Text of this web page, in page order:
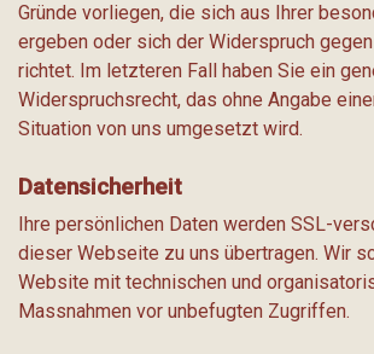
Gründe vorliegen, die sich aus Ihrer
ergeben oder sich der Widerspruch
richtet. Im letzteren Fall haben Sie ein
Widerspruchsrecht, das ohne Angabe
Situation von uns umgesetzt wird.
Datensicherheit
Ihre persönlichen Daten werden SSL-
dieser Webseite zu uns übertragen. Wir
Website mit technischen und
Massnahmen vor unbefugten Zugriffen.